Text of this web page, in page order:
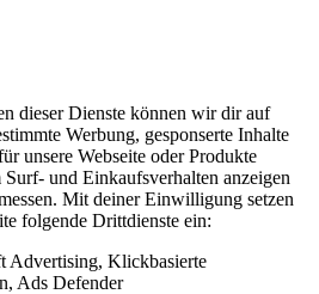
dieser Dienste können wir dir auf
Werbung, gesponserte Inhalte
unsere Webseite oder Produkte
Surf- und Einkaufsverhalten anzeigen
Mit deiner Einwilligung setzen
folgende Drittdienste ein:
Advertising, Klickbasierte
Ads Defender